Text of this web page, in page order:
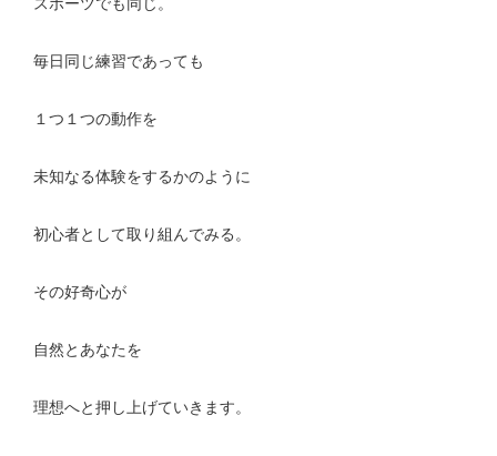
毎日同じ練習であっても
１つ１つの動作を
未知なる体験をするかのように
初心者として取り組んでみる。
その好奇心が
自然とあなたを
理想へと押し上げていきます。